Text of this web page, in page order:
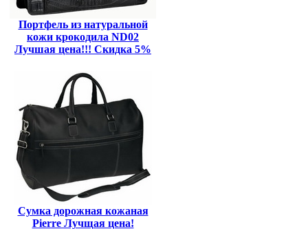
Портфель из натуральной
кожи крокодила ND02
Лучшая цена!!! Скидка 5%
Сумка дорожная кожаная
Pierre Лучщая цена!